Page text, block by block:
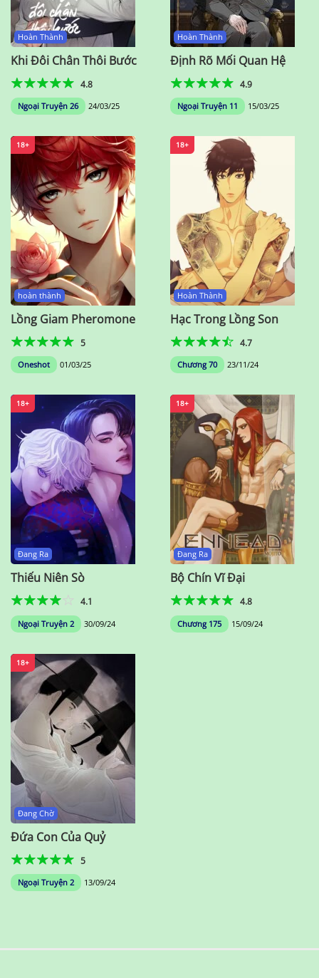
Hoàn Thành
Khi Đôi Chân Thôi Bước
4.8
Ngoại Truyện 26 24/03/25
Hoàn Thành
Định Rõ Mối Quan Hệ
4.9
Ngoại Truyện 11 15/03/25
18+
hoàn thành
Lồng Giam Pheromone
5
Oneshot 01/03/25
18+
Hoàn Thành
Hạc Trong Lồng Son
4.7
Chương 70 23/11/24
18+
Đang Ra
Thiếu Niên Sò
4.1
Ngoại Truyện 2 30/09/24
18+
Đang Ra
Bộ Chín Vĩ Đại
4.8
Chương 175 15/09/24
18+
Đang Chờ
Đứa Con Của Quỷ
5
Ngoại Truyện 2 13/09/24